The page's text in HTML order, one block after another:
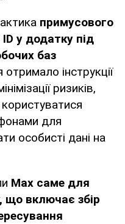
примусового
у додатку під
баз
отримало інструкції
ризиків,
для
особисті дані на
Max саме для
що включає збір